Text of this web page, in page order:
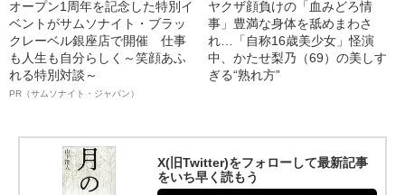
オープン1周年を記念した特別イ
ベントがサムソナイト・ブラッ
クレーベル銀座店で開催 仕事
も人生も自分らしく～笑顔あふ
れる特別対談～
PR（サムソナイト・ジャパン）
ヤクザ顔負けの「血みどろ情
事」豊満な身体を舐めまわさ
れ…「自称16歳美少女」怪演
中、かたせ梨乃（69）の美しす
ぎる“熟れ方”
X(旧Twitter)をフォローして最新記事
をいち早く読もう